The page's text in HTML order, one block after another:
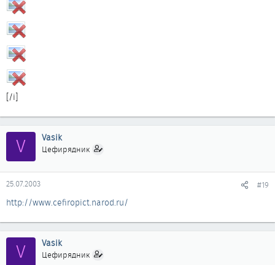
[/i]
V Vasik
Цефирядник
25.07.2003 #19
http://www.cefiropict.narod.ru/
V Vasik
Цефирядник